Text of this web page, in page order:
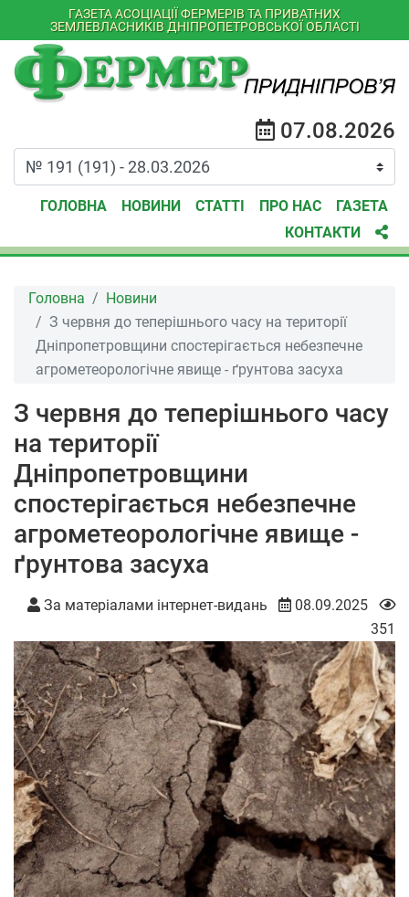
ГАЗЕТА АСОЦІАЦІЇ ФЕРМЕРІВ ТА ПРИВАТНИХ
ЗЕМЛЕВЛАСНИКІВ ДНІПРОПЕТРОВСЬКОЇ ОБЛАСТІ
07.08.2026
ГОЛОВНА НОВИНИ СТАТТІ ПРО НАС
ГАЗЕТА
КОНТАКТИ
Головна
Новини
З червня до теперішнього часу на території
Дніпропетровщини спостерігається небезпечне
агрометеорологічне явище - ґрунтова засуха
З червня до теперішнього часу
на території
Дніпропетровщини
спостерігається небезпечне
агрометеорологічне явище -
ґрунтова засуха
За матеріалами інтернет-видань
08.09.2025
351